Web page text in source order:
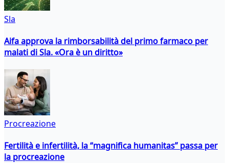
Sla
Aifa approva la rimborsabilità del primo farmaco per
malati di Sla. «Ora è un diritto»
Procreazione
Fertilità e infertilità, la “magnifica humanitas” passa per
la procreazione